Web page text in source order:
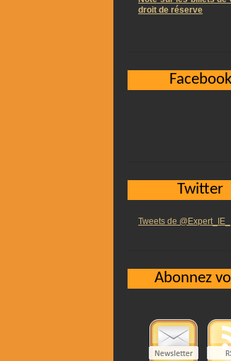
droit de réserve
Facebook
Twitter
Tweets de @Expert_IE_
Abonnez